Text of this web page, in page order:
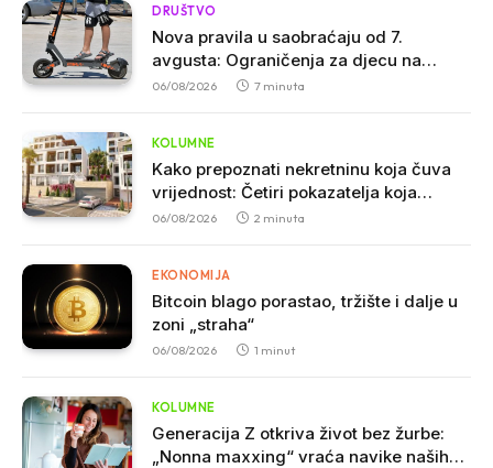
DRUŠTVO
Nova pravila u saobraćaju od 7.
avgusta: Ograničenja za djecu na
trotinetima i mlade vozače, veće kazne
06/08/2026 7 minuta
KOLUMNE
Kako prepoznati nekretninu koja čuva
vrijednost: Četiri pokazatelja koja
stručnjaci smatraju presudnim pri
06/08/2026 2 minuta
EKONOMIJA
Bitcoin blago porastao, tržište i dalje u
zoni „straha“
06/08/2026 1 minut
KOLUMNE
Generacija Z otkriva život bez žurbe:
„Nonna maxxing“ vraća navike naših